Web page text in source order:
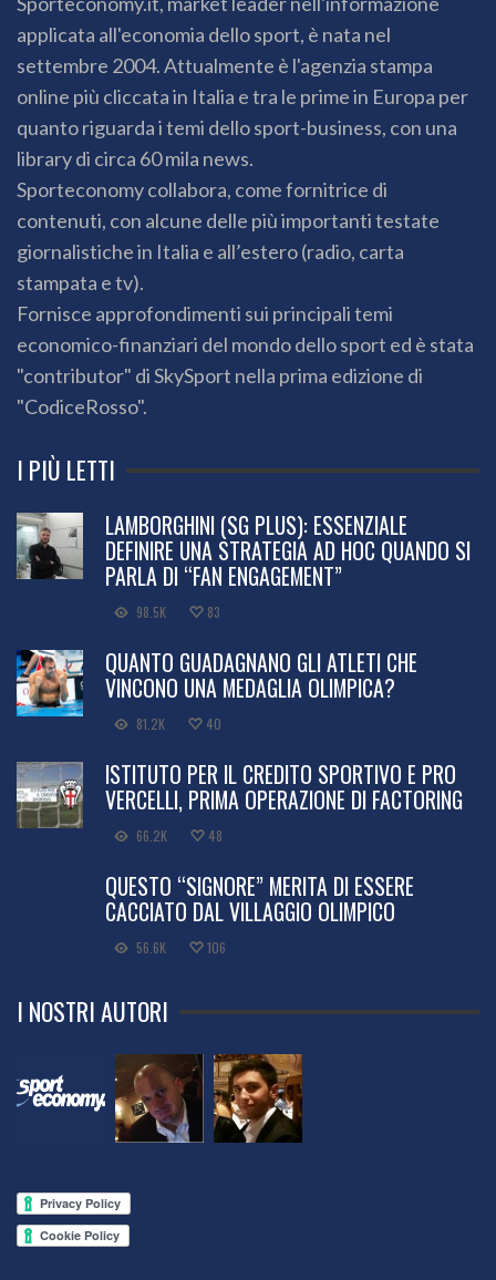
applicata all'economia dello sport, è nata nel
settembre 2004. Attualmente è l'agenzia stampa
online più cliccata in Italia e tra le prime in Europa per
quanto riguarda i temi dello sport-business, con una
library di circa 60 mila news.
Sporteconomy collabora, come fornitrice di
contenuti, con alcune delle più importanti testate
giornalistiche in Italia e all’estero (radio, carta
stampata e tv).
Fornisce approfondimenti sui principali temi
economico-finanziari del mondo dello sport ed è stata
"contributor" di SkySport nella prima edizione di
"CodiceRosso".
I PIÙ LETTI
LAMBORGHINI (SG PLUS): ESSENZIALE
DEFINIRE UNA STRATEGIA AD HOC QUANDO SI
PARLA DI “FAN ENGAGEMENT”
98.5K 83
QUANTO GUADAGNANO GLI ATLETI CHE
VINCONO UNA MEDAGLIA OLIMPICA?
81.2K 40
ISTITUTO PER IL CREDITO SPORTIVO E PRO
VERCELLI, PRIMA OPERAZIONE DI FACTORING
66.2K 48
QUESTO “SIGNORE” MERITA DI ESSERE
CACCIATO DAL VILLAGGIO OLIMPICO
56.6K 106
I NOSTRI AUTORI